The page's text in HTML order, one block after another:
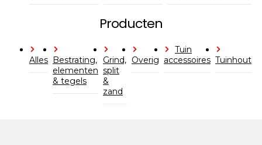
Producten
Alles Bestrating,
elementen
& tegels
Grind,
split
&
zand
Overig
Tuin
accessoires Tuinhout